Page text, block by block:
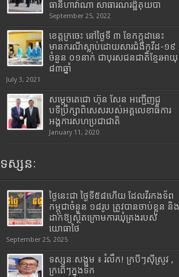
ធានីហាវ៉ាណា សាធារណរដ្ឋគុយបា
September 25, 2022
ខេត្តក្រចេះ នៅថ្ងៃទី ៣ ខែកក្កដានេះ
មានករណីស្លាប់ដោយសារជំងឺកូវីដ-១៩
ចំនួន ០១នាក់ ជាបុរសជនជាតិខ្មែរអាយុ
៨៣ឆ្នាំ
July 3, 2021
សម្តេចតេជោ ហ៊ុន សែន អញ្ជើញជួ
បទីប្រឹក្សាពិសេសរបស់អគ្គលេខាធិការ
អង្គការសហប្រជាជាតិ
January 11, 2020
ទស្សនៈ
ថ្ងៃនេះជា ថ្ងៃទី៥៨ហើយ ដែលវីរកងទ័ព
កម្ពុជាចំនួន ១៨រូប ត្រូវបានចាប់ខ្លួន និង
ដាក់ឱ្យស្ថិតក្រោមការឃុំគ្រងរបស់
យោធាថៃ
September 25, 2025
ទស្សនៈសង្គម ៖ រំលឹក! ក្របីៗស៊ីស្រូវ ,
ក្រពើៗក្នុងទឹក